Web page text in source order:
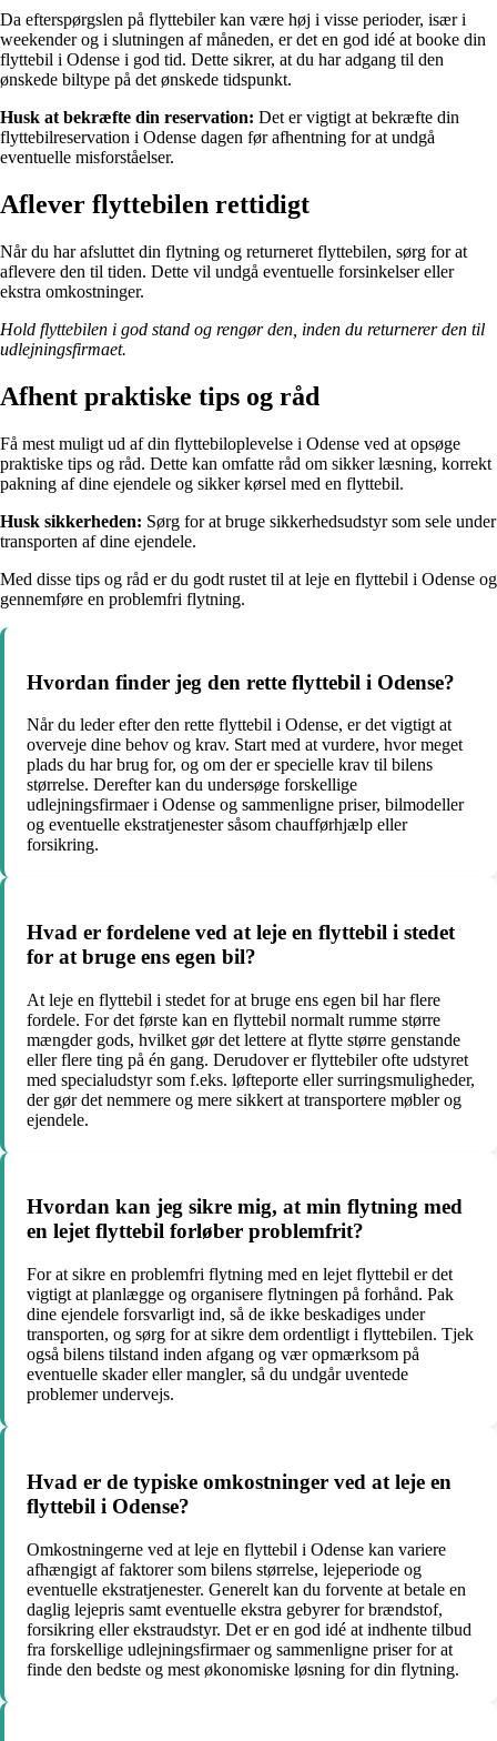
Da efterspørgslen på flyttebiler kan være høj i visse perioder, især i
weekender og i slutningen af måneden, er det en god idé at booke din
flyttebil i Odense i god tid. Dette sikrer, at du har adgang til den
ønskede biltype på det ønskede tidspunkt.
Husk at bekræfte din reservation: Det er vigtigt at bekræfte din
flyttebilreservation i Odense dagen før afhentning for at undgå
eventuelle misforståelser.
Aflever flyttebilen rettidigt
Når du har afsluttet din flytning og returneret flyttebilen, sørg for at
aflevere den til tiden. Dette vil undgå eventuelle forsinkelser eller
ekstra omkostninger.
Hold flyttebilen i god stand og rengør den, inden du returnerer den til
udlejningsfirmaet.
Afhent praktiske tips og råd
Få mest muligt ud af din flyttebiloplevelse i Odense ved at opsøge
praktiske tips og råd. Dette kan omfatte råd om sikker læsning, korrekt
pakning af dine ejendele og sikker kørsel med en flyttebil.
Husk sikkerheden: Sørg for at bruge sikkerhedsudstyr som sele under
transporten af dine ejendele.
Med disse tips og råd er du godt rustet til at leje en flyttebil i Odense og
gennemføre en problemfri flytning.
Hvordan finder jeg den rette flyttebil i Odense?
Når du leder efter den rette flyttebil i Odense, er det vigtigt at
overveje dine behov og krav. Start med at vurdere, hvor meget
plads du har brug for, og om der er specielle krav til bilens
størrelse. Derefter kan du undersøge forskellige
udlejningsfirmaer i Odense og sammenligne priser, bilmodeller
og eventuelle ekstratjenester såsom chaufførhjælp eller
forsikring.
Hvad er fordelene ved at leje en flyttebil i stedet
for at bruge ens egen bil?
At leje en flyttebil i stedet for at bruge ens egen bil har flere
fordele. For det første kan en flyttebil normalt rumme større
mængder gods, hvilket gør det lettere at flytte større genstande
eller flere ting på én gang. Derudover er flyttebiler ofte udstyret
med specialudstyr som f.eks. løfteporte eller surringsmuligheder,
der gør det nemmere og mere sikkert at transportere møbler og
ejendele.
Hvordan kan jeg sikre mig, at min flytning med
en lejet flyttebil forløber problemfrit?
For at sikre en problemfri flytning med en lejet flyttebil er det
vigtigt at planlægge og organisere flytningen på forhånd. Pak
dine ejendele forsvarligt ind, så de ikke beskadiges under
transporten, og sørg for at sikre dem ordentligt i flyttebilen. Tjek
også bilens tilstand inden afgang og vær opmærksom på
eventuelle skader eller mangler, så du undgår uventede
problemer undervejs.
Hvad er de typiske omkostninger ved at leje en
flyttebil i Odense?
Omkostningerne ved at leje en flyttebil i Odense kan variere
afhængigt af faktorer som bilens størrelse, lejeperiode og
eventuelle ekstratjenester. Generelt kan du forvente at betale en
daglig lejepris samt eventuelle ekstra gebyrer for brændstof,
forsikring eller ekstraudstyr. Det er en god idé at indhente tilbud
fra forskellige udlejningsfirmaer og sammenligne priser for at
finde den bedste og mest økonomiske løsning for din flytning.